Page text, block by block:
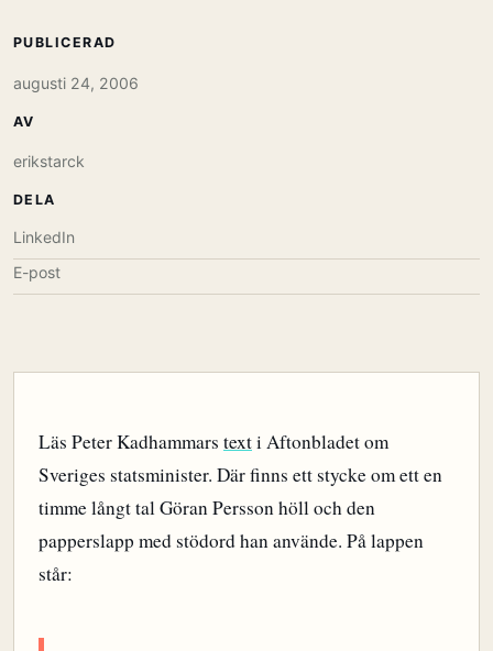
Läs Peter Kadhammars texti Aftonbladet om
Sveriges statsminister. Där finns ett stycke om ett en
timme långt tal Göran Persson höll och den
papperslapp med stödord han använde. På lappen
står:
PUBLICERAD
augusti 24, 2006
AV
erikstarck
DELA
LinkedIn
E-post